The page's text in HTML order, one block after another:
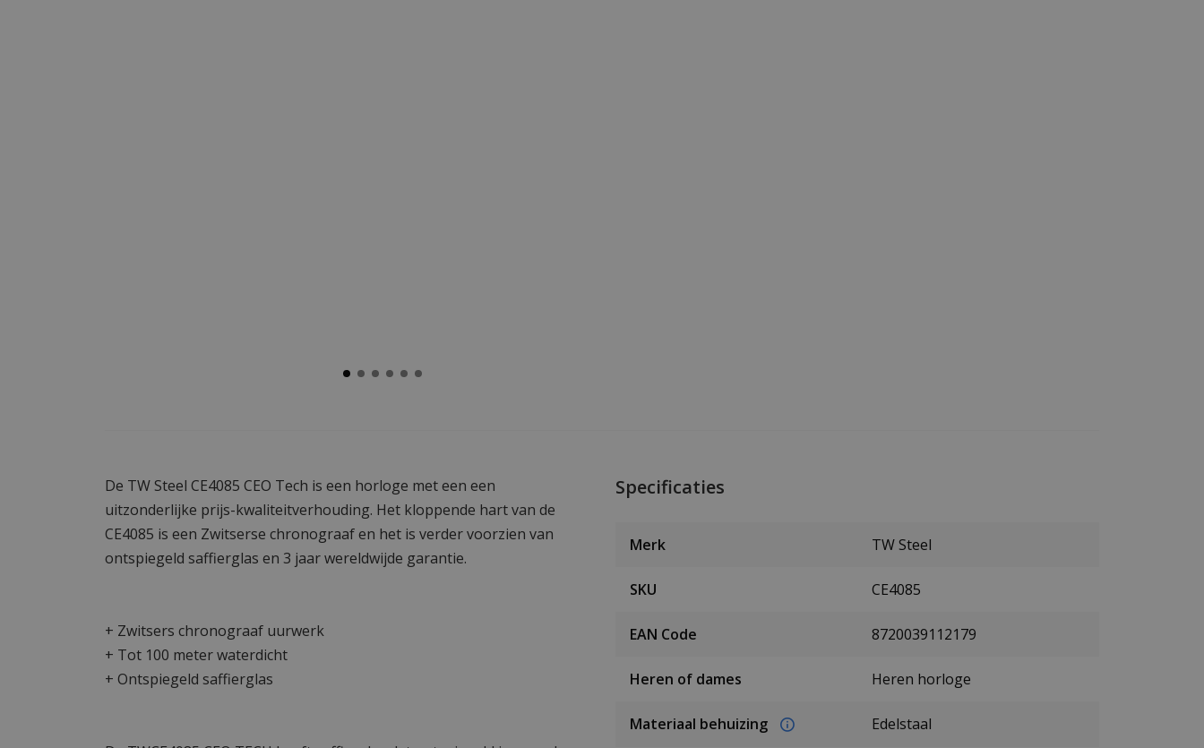
De TW Steel CE4085 CEO Tech is een horloge met een een
uitzonderlijke prijs-kwaliteitverhouding. Het kloppende hart van de
CE4085 is een Zwitserse chronograaf en het is verder voorzien van
ontspiegeld saffierglas en 3 jaar wereldwijde garantie.
+ Zwitsers chronograaf uurwerk
+ Tot 100 meter waterdicht
+ Ontspiegeld saffierglas
Specificaties
Merk TW Steel
SKU CE4085
EAN Code 8720039112179
Heren of dames Heren horloge
Materiaal behuizing Edelstaal